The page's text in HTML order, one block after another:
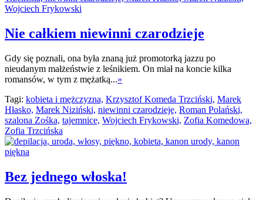
Nie całkiem niewinni czarodzieje
Gdy się poznali, ona była znaną już promotorką jazzu po
nieudanym małżeństwie z leśnikiem. On miał na koncie kilka
romansów, w tym z mężatką...»
Tagi: kobieta i mężczyzna, Krzysztof Komeda Trzciński, Marek
Hłasko, Marek Niziński, niewinni czarodzieje, Roman Polański,
szalona Zośka, tajemnice, Wojciech Frykowski, Zofia Komedowa,
Zofia Trzcińska
Bez jednego włoska!